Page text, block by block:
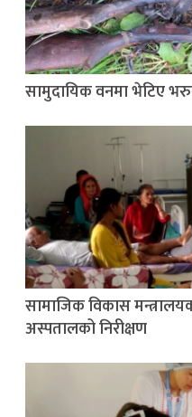
सामुदायिक वनमा भेटिए
सामाजिक विकास
अस्पतालको निरीक्षण